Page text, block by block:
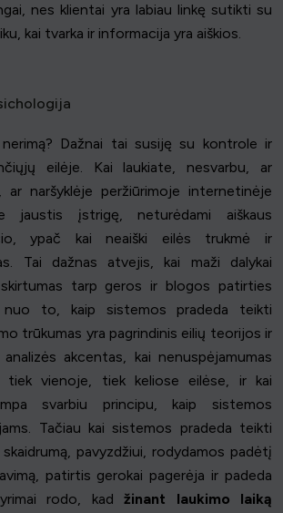
nes klientai yra labiau linkę sutikti su
kai tvarka ir informacija yra aiškios.
Dažnai tai susiję su kontrole ir
eilėje. Kai laukiate, nesvarbu, ar
ar naršyklėje peržiūrimoje internetinėje
jaustis įstrigę, neturėdami aiškaus
ypač kai neaiški eilės trukmė ir
Tai dažnas atvejis, kai maži dalykai
tarp geros ir blogos patirties
nuo to, kaip sistemos pradeda teikti
trūkumas yra pagrindinis eilių teorijos ir
akcentas, kai nenuspėjamumas
tiek vienoje, tiek keliose eilėse, ir kai
svarbiu principu, kaip sistemos
Tačiau kai sistemos pradeda teikti
pavyzdžiui, rodydamos padėtį
patirtis gerokai pagerėja ir padeda
rodo, kadžinant laukimo laiką